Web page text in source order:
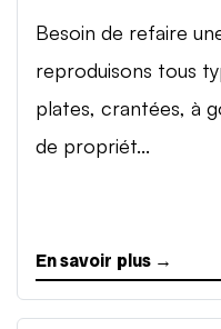
Besoin de refaire
reproduisons tous
plates, crantées, à
de propriét...
En savoir plus →